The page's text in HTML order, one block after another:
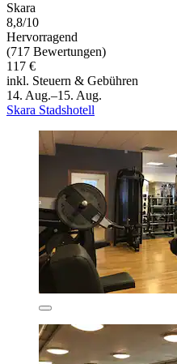
Skara
8,8/10
Hervorragend
(717 Bewertungen)
117 €
inkl. Steuern & Gebühren
14. Aug.–15. Aug.
Skara Stadshotell